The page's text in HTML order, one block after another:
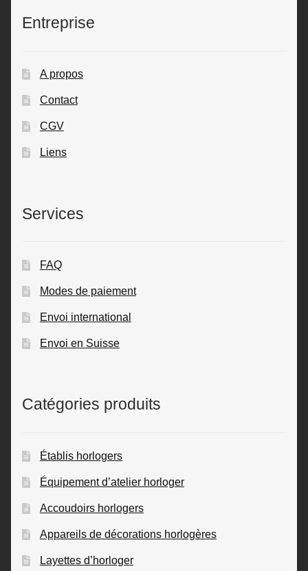
Entreprise
A propos
Contact
CGV
Liens
Services
FAQ
Modes de paiement
Envoi international
Envoi en Suisse
Catégories produits
Établis horlogers
Équipement d’atelier horloger
Accoudoirs horlogers
Appareils de décorations horlogères
Layettes d’horloger